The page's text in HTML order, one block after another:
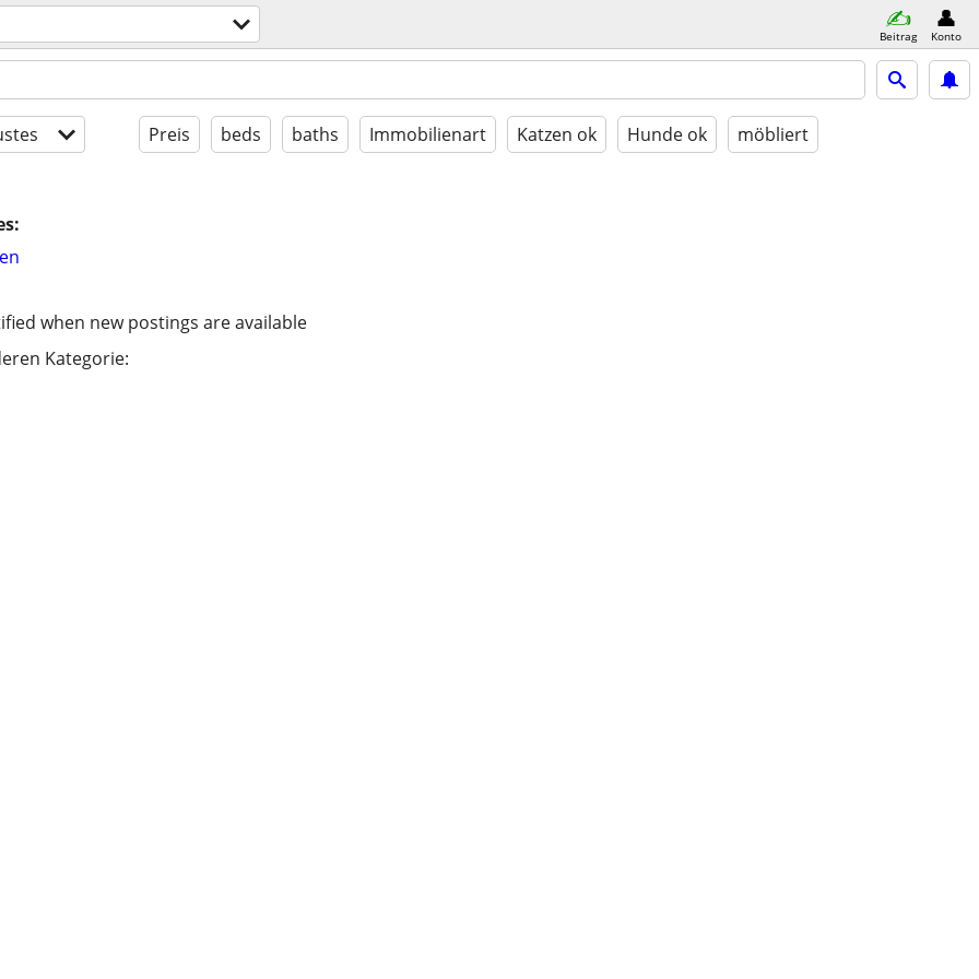
Beitrag Konto
Preis beds baths Immobilienart Katzen ok Hunde ok möbliert
when new postings are available
Kategorie: